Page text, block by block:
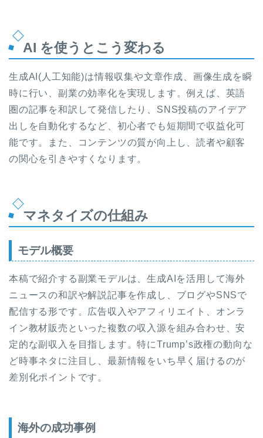
AI を使うとこう変わる
生成AI(人工知能)は情報収集や文章作成、画像生成を瞬
時に行い、副業の効率化を実現します。例えば、英語
圏の記事を和訳して発信したり、SNS投稿のアイデア
出しを自動化するなど、初心者でも短期間で収益化可
能です。また、コンテンツの質が向上し、読者や顧客
の関心を引きやすくなります。
マネタイズの仕組み
モデル概要
本稿で紹介する副業モデルは、生成AIを活用して海外
ニュースの和訳や解説記事を作成し、ブログやSNSで
配信する形です。広告収入やアフィリエイト、オンラ
イン教材販売といった複数の収入源を組み合わせ、安
定的な副収入を目指します。特にTrump’s政権の動向な
ど時事ネタに注目し、最新情報をいち早く届けるのが
差別化ポイントです。
海外の成功事例